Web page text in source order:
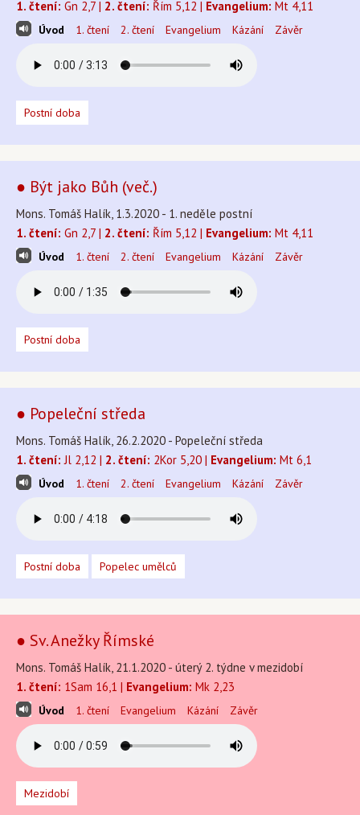
1. čtení: Gn 2,7 | 2. čtení: Řím 5,12 | Evangelium: Mt 4,11
Úvod 1. čtení 2. čtení Evangelium Kázání Závěr
Postní doba
● Být jako Bůh (več.)
Mons. Tomáš Halík, 1.3.2020 - 1. neděle postní
1. čtení: Gn 2,7 | 2. čtení: Řím 5,12 | Evangelium: Mt 4,11
Úvod 1. čtení 2. čtení Evangelium Kázání Závěr
Postní doba
● Popeleční středa
Mons. Tomáš Halík, 26.2.2020 - Popeleční středa
1. čtení: Jl 2,12 | 2. čtení: 2Kor 5,20 | Evangelium: Mt 6,1
Úvod 1. čtení 2. čtení Evangelium Kázání Závěr
Postní doba Popelec umělců
● Sv. Anežky Římské
Mons. Tomáš Halík, 21.1.2020 - úterý 2. týdne v mezidobí
1. čtení: 1Sam 16,1 | Evangelium: Mk 2,23
Úvod 1. čtení Evangelium Kázání Závěr
Mezidobí